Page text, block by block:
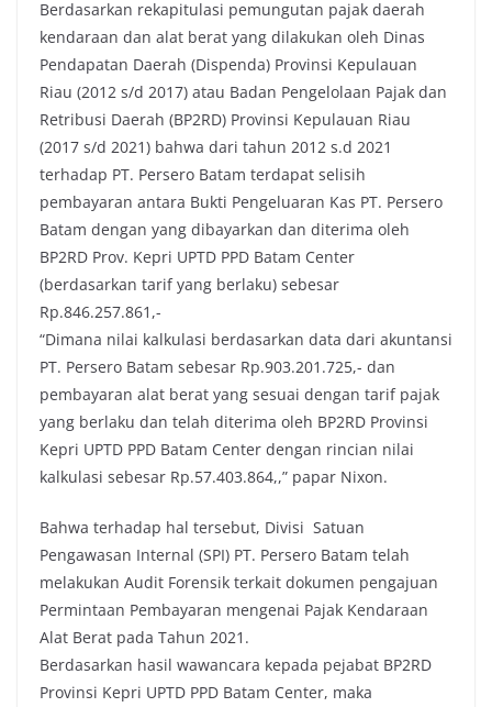
Berdasarkan rekapitulasi pemungutan pajak daerah
kendaraan dan alat berat yang dilakukan oleh Dinas
Pendapatan Daerah (Dispenda) Provinsi Kepulauan
Riau (2012 s/d 2017) atau Badan Pengelolaan Pajak dan
Retribusi Daerah (BP2RD) Provinsi Kepulauan Riau
(2017 s/d 2021) bahwa dari tahun 2012 s.d 2021
terhadap PT. Persero Batam terdapat selisih
pembayaran antara Bukti Pengeluaran Kas PT. Persero
Batam dengan yang dibayarkan dan diterima oleh
BP2RD Prov. Kepri UPTD PPD Batam Center
(berdasarkan tarif yang berlaku) sebesar
Rp.846.257.861,-
“Dimana nilai kalkulasi berdasarkan data dari akuntansi
PT. Persero Batam sebesar Rp.903.201.725,- dan
pembayaran alat berat yang sesuai dengan tarif pajak
yang berlaku dan telah diterima oleh BP2RD Provinsi
Kepri UPTD PPD Batam Center dengan rincian nilai
kalkulasi sebesar Rp.57.403.864,,” papar Nixon.
Bahwa terhadap hal tersebut, Divisi Satuan
Pengawasan Internal (SPI) PT. Persero Batam telah
melakukan Audit Forensik terkait dokumen pengajuan
Permintaan Pembayaran mengenai Pajak Kendaraan
Alat Berat pada Tahun 2021.
Berdasarkan hasil wawancara kepada pejabat BP2RD
Provinsi Kepri UPTD PPD Batam Center, maka